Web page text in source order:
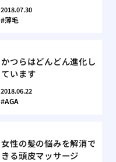
2018.07.30
薄毛
かつらはどんどん進化し
ています
2018.06.22
AGA
女性の髪の悩みを解消で
きる頭皮マッサージ